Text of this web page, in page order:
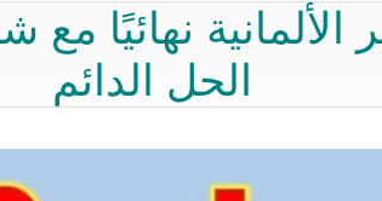
نهائيًا
الحل الدائم